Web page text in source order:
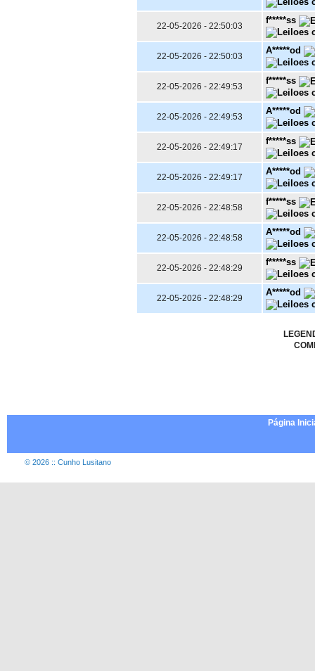
22-05-2026 - 22:50:03
f*****ss
22-05-2026 - 22:50:03
A*****od
22-05-2026 - 22:49:53
f*****ss
22-05-2026 - 22:49:53
A*****od
22-05-2026 - 22:49:17
f*****ss
22-05-2026 - 22:49:17
A*****od
22-05-2026 - 22:48:58
f*****ss
22-05-2026 - 22:48:58
A*****od
22-05-2026 - 22:48:29
f*****ss
22-05-2026 - 22:48:29
A*****od
Página
© 2026 :: Cunho Lusitano